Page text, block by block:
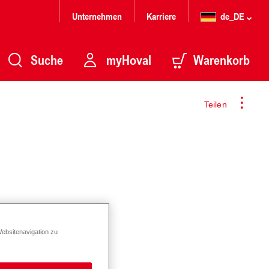
Unternehmen Karriere de_DE
Suche myHoval Warenkorb
Teilen
zu